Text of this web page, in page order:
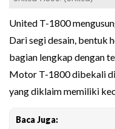
United T-1800
Dari segi desain, bentuk
bagian lengkap dengan
Motor T-1800 dibekali
yang diklaim memiliki
Baca Juga: